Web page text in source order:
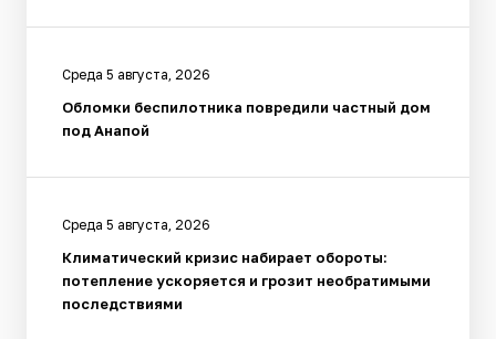
Среда 5 августа, 2026
Обломки беспилотника повредили частный дом
под Анапой
Среда 5 августа, 2026
Климатический кризис набирает обороты:
потепление ускоряется и грозит необратимыми
последствиями